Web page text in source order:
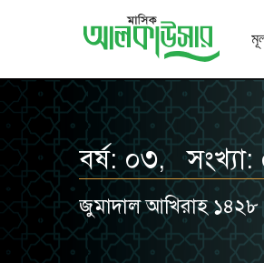
বর্ষ: ০৩,
জুমাদাল আখিরাহ